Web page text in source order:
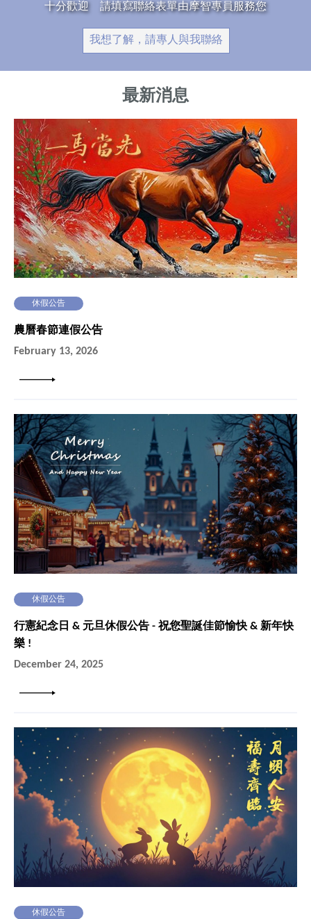
十分歡迎 請填寫聯絡表單由摩智專員服務您
我想了解，請專人與我聯絡
最新消息
休假公告
農曆春節連假公告
February 13, 2026
詳細內容
休假公告
行憲紀念日 & 元旦休假公告 - 祝您聖誕佳節愉快 & 新年快
樂 !
December 24, 2025
詳細內容
休假公告